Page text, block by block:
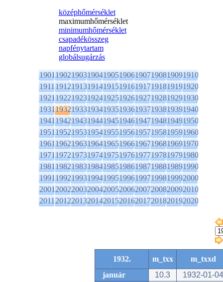
középhőmérséklet
maximumhőmérséklet
minimumhőmérséklet
csapadékösszeg
napfénytartam
globálsugárzás
1901190219031904190519061907190819091910
1911191219131914191519161917191819191920
1921192219231924192519261927192819291930
1931193219331934193519361937193819391940
1941194219431944194519461947194819491950
1951195219531954195519561957195819591960
1961196219631964196519661967196819691970
1971197219731974197519761977197819791980
1981198219831984198519861987198819891990
1991199219931994199519961997199819992000
2001200220032004200520062007200820092010
2011201220132014201520162017201820192020
1932. m_txx
m_txxd
január
10.3
1932-01-04